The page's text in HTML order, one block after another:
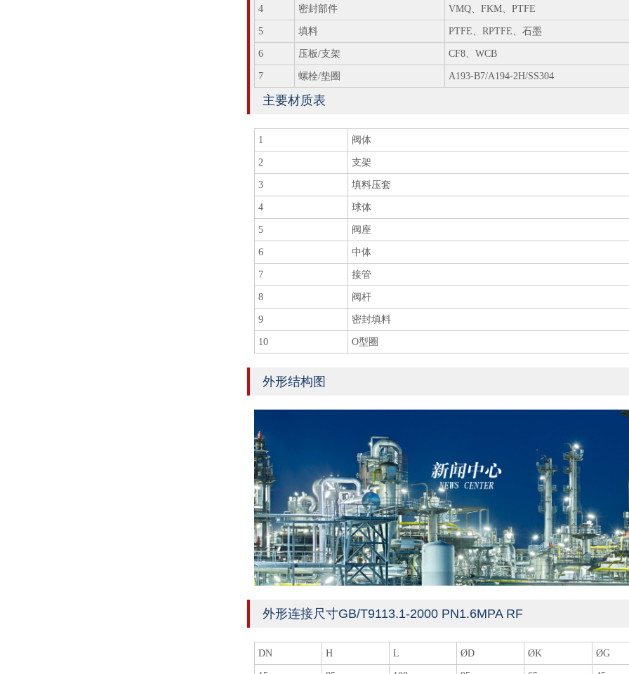
4 密封部件 VMQ、FKM、PTFE
5 填料 PTFE、RPTFE、石墨
6 压板/支架 CF8、WCB
7 螺栓/垫圈 A193-B7/A194-2H/SS304
主要材质表
1 阀体
2 支架
3 填料压套
4 球体
5 阀座
6 中体
7 接管
8 阀杆
9 密封填料
10 O型圈
外形结构图
外形连接尺寸GB/T9113.1-2000 PN1.6MPA RF
DN H L ØD ØK ØG